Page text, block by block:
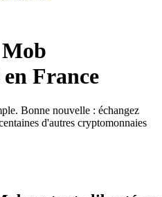
France
Bonne nouvelle : échangez
d'autres cryptomonnaies